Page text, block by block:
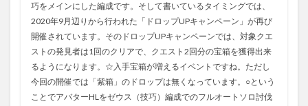
巧をメインにした編成です。そして書いているタイミングでは、
2020年9月辺りから行われた「ドロップUPキャンペーン」が再び
開催されています。そのドロップUPキャンペーンでは、対象クエ
ストの発見者は1回のクリアで、クエスト2回分の宝箱を獲得出来
るようになります。☆入手宝箱が増えるイベントですね。ただし
今回の開催では「紫箱」のドロップは無くなっています。○という
ことでアバターHLをゼウス（技巧）編成でのフルオートソロ討伐